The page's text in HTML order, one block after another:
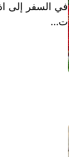
في السفر إلى
ت…